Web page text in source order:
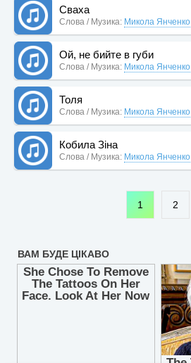
Сваха
Слова / Музика: Микола Янченко
Ой, не бийте в губи
Слова / Музика: Микола Янченко
Толя
Слова / Музика: Микола Янченко
Кобила Зіна
Слова / Музика: Микола Янченко
1 2